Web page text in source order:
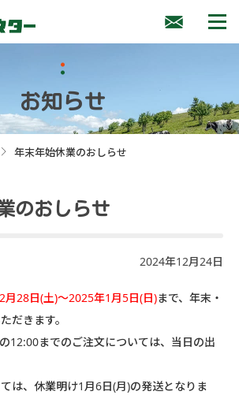
お知らせ
>年末年始休業のおしらせ
のおしらせ
2024年12月24日
月28日(土)～2025年1月5日(日)まで、年末・
だきます。
12:00までのご注文については、当日の出
は、休業明け1月6日(月)の発送となりま